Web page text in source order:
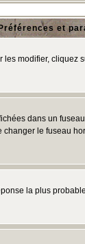
Préférences et
les modifier, cliquez
dans un
le fuseau
la plus